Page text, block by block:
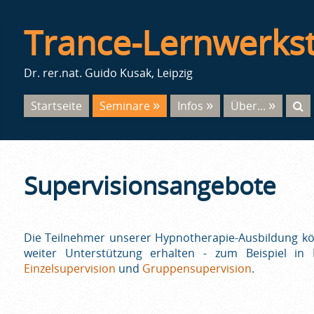
Trance-
Dr. rer.nat. Guido Kusak, Leipzig
Startseite Seminare Infos Über...
Supervisionsangebote
Die Teilnehmer unserer Hypnotherapie-Ausbildung
weiter Unterstützung erhalten - zum Beispiel in
Einzelsupervision und Gruppensupervision.